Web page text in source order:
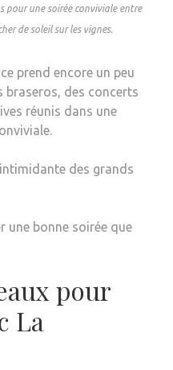
pour une soirée conviviale entre
de soleil sur les vignes.
prend encore un peu
braseros, des concerts
réunis dans une
des grands
une bonne soirée que
pour
La